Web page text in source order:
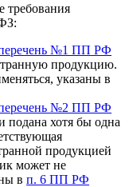
требования
№1 ПП РФ
продукцию.
указаны в
№2 ПП РФ
подана хотя бы одна
продукцией
может не
в п. 6 ПП РФ